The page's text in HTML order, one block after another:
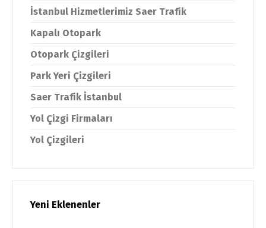
İstanbul Hizmetlerimiz Saer Trafik
Kapalı Otopark
Otopark Çizgileri
Park Yeri Çizgileri
Saer Trafik İstanbul
Yol Çizgi Firmaları
Yol Çizgileri
Yeni Eklenenler